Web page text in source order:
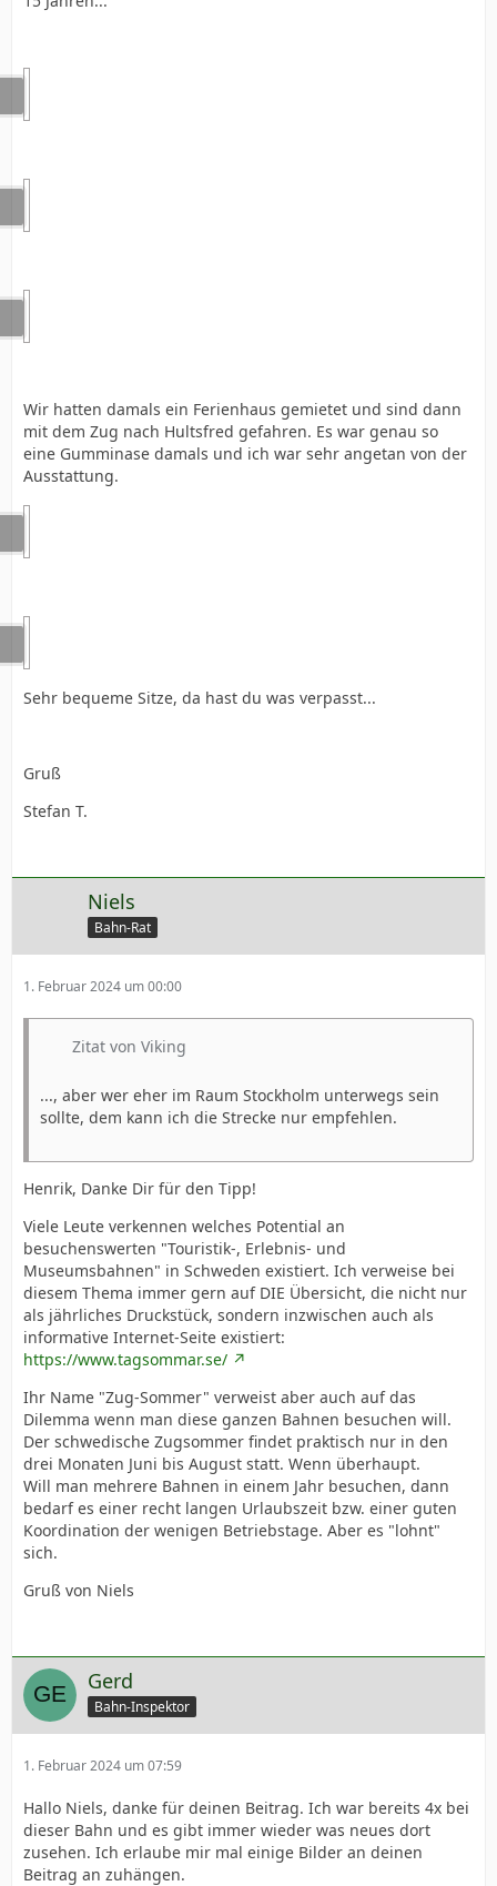
Wir hatten damals ein Ferienhaus gemietet und sind dann
mit dem Zug nach Hultsfred gefahren. Es war genau so
eine Gumminase damals und ich war sehr angetan von der
Ausstattung.
Sehr bequeme Sitze, da hast du was verpasst...
Gruß
Stefan T.
Niels
Bahn-Rat
1. Februar 2024 um 00:00
Zitat von Viking
..., aber wer eher im Raum Stockholm unterwegs sein
sollte, dem kann ich die Strecke nur empfehlen.
Henrik, Danke Dir für den Tipp!
Viele Leute verkennen welches Potential an
besuchenswerten "Touristik-, Erlebnis- und
Museumsbahnen" in Schweden existiert. Ich verweise bei
diesem Thema immer gern auf DIE Übersicht, die nicht nur
als jährliches Druckstück, sondern inzwischen auch als
informative Internet-Seite existiert:
https://www.tagsommar.se/
Ihr Name "Zug-Sommer" verweist aber auch auf das
Dilemma wenn man diese ganzen Bahnen besuchen will.
Der schwedische Zugsommer findet praktisch nur in den
drei Monaten Juni bis August statt. Wenn überhaupt.
Will man mehrere Bahnen in einem Jahr besuchen, dann
bedarf es einer recht langen Urlaubszeit bzw. einer guten
Koordination der wenigen Betriebstage. Aber es "lohnt"
sich.
Gruß von Niels
Gerd
Bahn-Inspektor
1. Februar 2024 um 07:59
Hallo Niels, danke für deinen Beitrag. Ich war bereits 4x bei
dieser Bahn und es gibt immer wieder was neues dort
zusehen. Ich erlaube mir mal einige Bilder an deinen
Beitrag an zuhängen.